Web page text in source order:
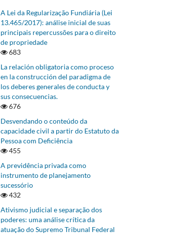
A Lei da Regularização Fundiária (Lei
13.465/2017): análise inicial de suas
principais repercussões para o direito
de propriedade
683
La relación obligatoria como proceso
en la construcción del paradigma de
los deberes generales de conducta y
sus consecuencias.
676
Desvendando o conteúdo da
capacidade civil a partir do Estatuto da
Pessoa com Deficiência
455
A previdência privada como
instrumento de planejamento
sucessório
432
Ativismo judicial e separação dos
poderes: uma análise crítica da
atuação do Supremo Tribunal Federal